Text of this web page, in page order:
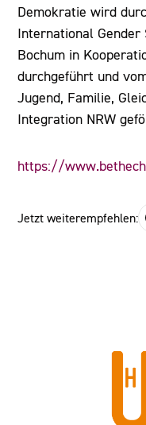
Demokratie wird
International
Bochum in
durchgeführt und
Jugend, Familie,
Integration NRW
https://
Jetzt weiterempfehlen: